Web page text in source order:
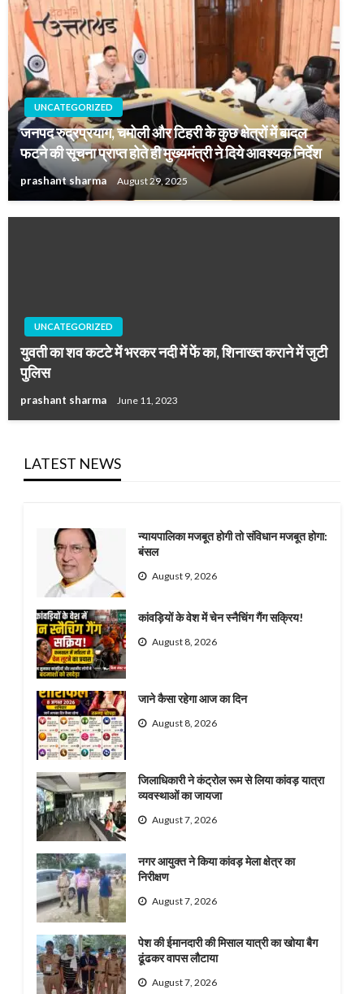
UNCATEGORIZED
जनपद रुद्रप्रयाग, चमोली और टिहरी के कुछ क्षेत्रों में बादल
फटने की सूचना प्राप्त होते ही मुख्यमंत्री ने दिये आवश्यक निर्देश
prashant sharma August 29, 2025
UNCATEGORIZED
युवती का शव कटटे में भरकर नदी में फें का, शिनाख्त कराने में जुटी
पुलिस
prashant sharma June 11, 2023
LATEST NEWS
न्यायपालिका मजबूत होगी तो संविधान मजबूत होगा:
बंसल
August 9, 2026
कांवड़ियों के वेश में चेन स्नैचिंग गैंग सक्रिय!
August 8, 2026
जाने कैसा रहेगा आज का दिन
August 8, 2026
जिलाधिकारी ने कंट्रोल रूम से लिया कांवड़ यात्रा
व्यवस्थाओं का जायजा
August 7, 2026
नगर आयुक्त ने किया कांवड़ मेला क्षेत्र का
निरीक्षण
August 7, 2026
पेश की ईमानदारी की मिसाल यात्री का खोया बैग
ढूंढकर वापस लौटाया
August 7, 2026